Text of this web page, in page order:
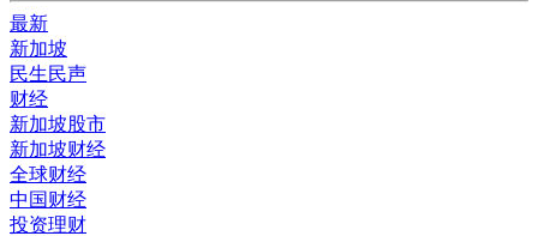
最新
新加坡
民生民声
财经
新加坡股市
新加坡财经
全球财经
中国财经
投资理财